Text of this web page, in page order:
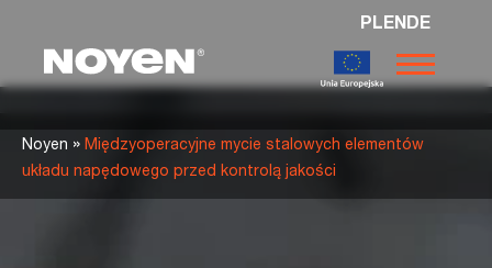
Noyen
PLENDE
Noyen » Międzyoperacyjne mycie stalowych elementów
układu napędowego przed kontrolą jakości